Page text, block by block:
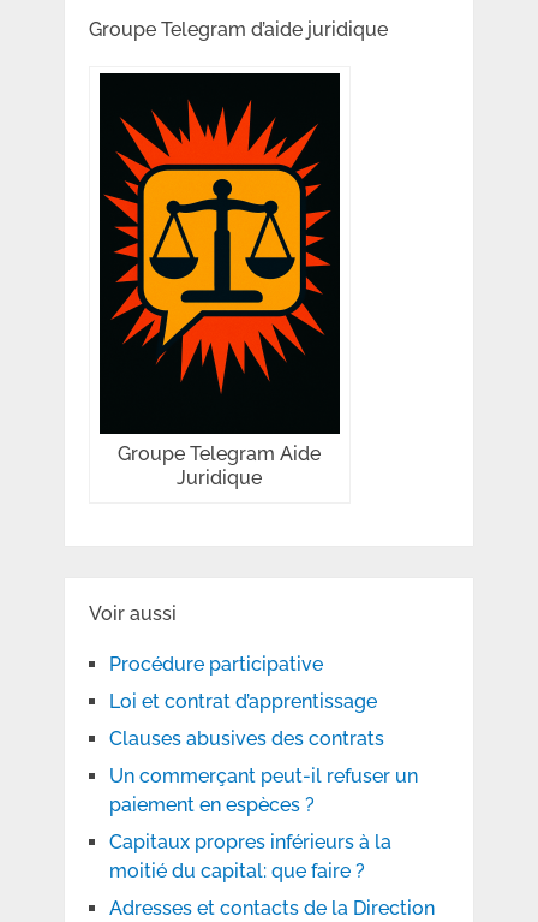
Groupe Telegram d’aide juridique
Groupe Telegram Aide
Juridique
Voir aussi
Procédure participative
Loi et contrat d’apprentissage
Clauses abusives des contrats
Un commerçant peut-il refuser un
paiement en espèces ?
Capitaux propres inférieurs à la
moitié du capital: que faire ?
Adresses et contacts de la Direction